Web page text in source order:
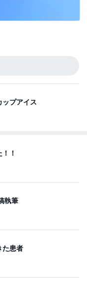
ップアイス
！
執筆
た患者